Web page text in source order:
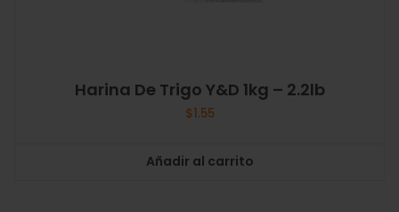
Harina De Trigo Y&D 1kg – 2.2lb
$1.55
Añadir al carrito